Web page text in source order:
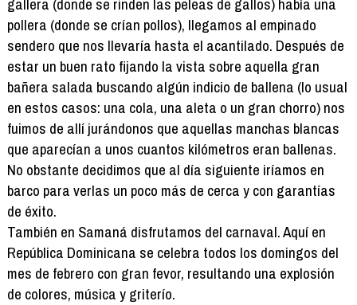
pollera (donde se crían pollos), llegamos al empinado
sendero que nos llevaría hasta el acantilado. Después de
estar un buen rato fijando la vista sobre aquella gran
bañera salada buscando algún indicio de ballena (lo usual
en estos casos: una cola, una aleta o un gran chorro) nos
fuimos de allí jurándonos que aquellas manchas blancas
que aparecían a unos cuantos kilómetros eran ballenas.
No obstante decidimos que al día siguiente iríamos en
barco para verlas un poco más de cerca y con garantías
de éxito.
También en Samaná disfrutamos del carnaval. Aquí en
República Dominicana se celebra todos los domingos del
mes de febrero con gran fevor, resultando una explosión
de colores, música y griterío.